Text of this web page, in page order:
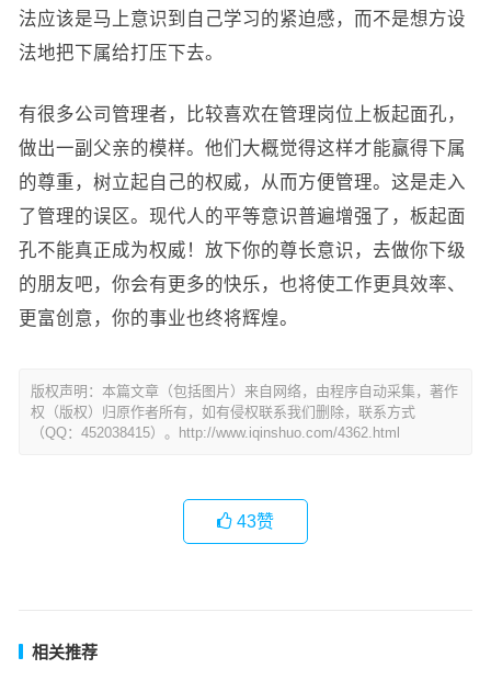
法应该是马上意识到自己学习的紧迫感，而不是想方设
法地把下属给打压下去。
有很多公司管理者，比较喜欢在管理岗位上板起面孔，
做出一副父亲的模样。他们大概觉得这样才能赢得下属
的尊重，树立起自己的权威，从而方便管理。这是走入
了管理的误区。现代人的平等意识普遍增强了，板起面
孔不能真正成为权威！放下你的尊长意识，去做你下级
的朋友吧，你会有更多的快乐，也将使工作更具效率、
更富创意，你的事业也终将辉煌。
版权声明：本篇文章（包括图片）来自网络，由程序自动采集，著作
权（版权）归原作者所有，如有侵权联系我们删除，联系方式
（QQ：452038415）。http://www.iqinshuo.com/4362.html
43赞
相关推荐